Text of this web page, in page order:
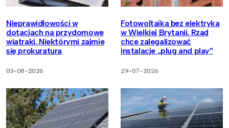
Nieprawidłowości w
dotacjach na przydomowe
wiatraki. Niektórymi zajmie
się prokuratura
03-08-2026
Fotowoltaika bez elektryka
w Wielkiej Brytanii. Rząd
chce zalegalizować
instalacje „plug and play”
29-07-2026